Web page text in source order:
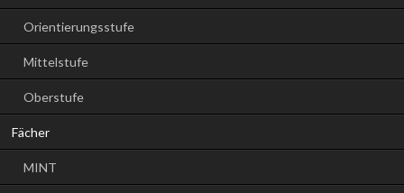
Orientierungsstufe
Mittelstufe
Oberstufe
Fächer
MINT